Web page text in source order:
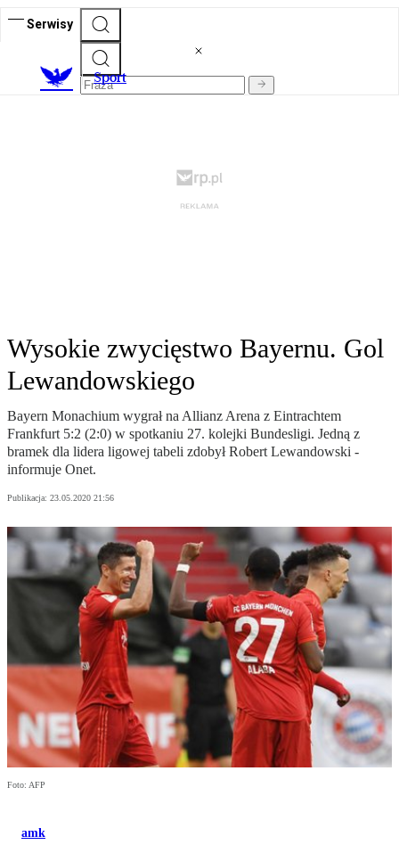
Serwisy
Sport
Wysokie zwycięstwo Bayernu. Gol
Lewandowskiego
Bayern Monachium wygrał na Allianz Arena z Eintrachtem
Frankfurt 5:2 (2:0) w spotkaniu 27. kolejki Bundesligi. Jedną z
bramek dla lidera ligowej tabeli zdobył Robert Lewandowski -
informuje Onet.
Publikacja: 23.05.2020 21:56
Foto: AFP
amk